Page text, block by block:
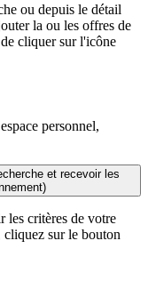
ou depuis le détail
la ou les offres de
cliquer sur l'icône
personnel,
et recevoir les
les critères de votre
cliquez sur le bouton